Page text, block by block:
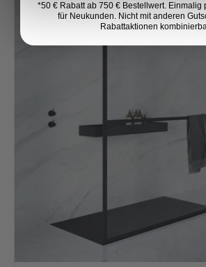
*50 € Rabatt ab 750 € Bestellwert. Einmalig
für Neukunden. Nicht mit anderen
Rabattaktionen